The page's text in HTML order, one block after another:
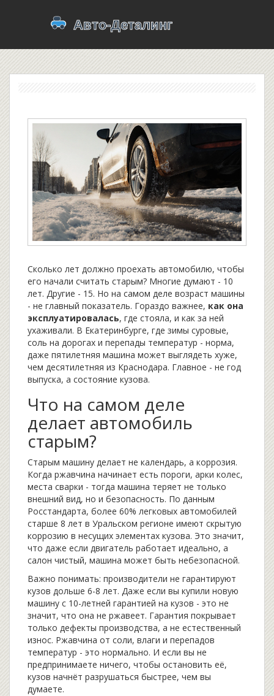
Сколько лет должно проехать автомобилю, чтобы
его начали считать старым? Многие думают - 10
лет. Другие - 15. Но на самом деле возраст машины
- не главный показатель. Гораздо важнее, как она
эксплуатировалась, где стояла, и как за ней
ухаживали. В Екатеринбурге, где зимы суровые,
соль на дорогах и перепады температур - норма,
даже пятилетняя машина может выглядеть хуже,
чем десятилетняя из Краснодара. Главное - не год
выпуска, а состояние кузова.
Что на самом деле
делает автомобиль
старым?
Старым машину делает не календарь, а коррозия.
Когда ржавчина начинает есть пороги, арки колес,
места сварки - тогда машина теряет не только
внешний вид, но и безопасность. По данным
Росстандарта, более 60% легковых автомобилей
старше 8 лет в Уральском регионе имеют скрытую
коррозию в несущих элементах кузова. Это значит,
что даже если двигатель работает идеально, а
салон чистый, машина может быть небезопасной.
Важно понимать: производители не гарантируют
кузов дольше 6-8 лет. Даже если вы купили новую
машину с 10-летней гарантией на кузов - это не
значит, что она не ржавеет. Гарантия покрывает
только дефекты производства, а не естественный
износ. Ржавчина от соли, влаги и перепадов
температур - это нормально. И если вы не
предпринимаете ничего, чтобы остановить её,
кузов начнёт разрушаться быстрее, чем вы
думаете.